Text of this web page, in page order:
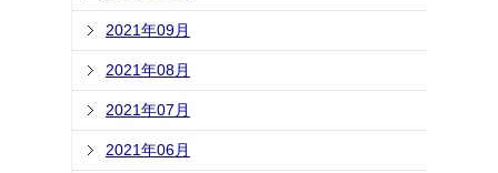
2021年09月
2021年08月
2021年07月
2021年06月